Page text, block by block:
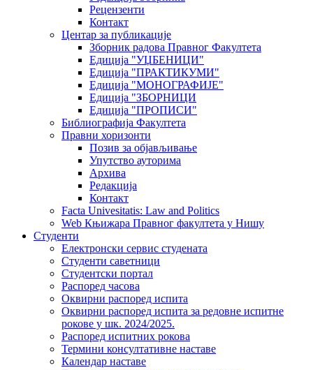
Рецензенти
Контакт
Центар за публикације
Зборник радова Правног Факултета
Едиција "УЏБЕНИЦИ"
Едиција "ПРАКТИКУМИ"
Едиција "МОНОГРАФИЈЕ"
Едиција "ЗБОРНИЦИ
Едиција "ПРОПИСИ"
Библиографија Факултета
Правни хоризонти
Позив за објављивање
Упутство ауторима
Архива
Редакција
Контакт
Facta Univesitatis: Law and Politics
Web Књижара Правног факултета у Нишу
Студенти
Електронски сервис студената
Студенти саветници
Студентски портал
Распоред часова
Оквирни распоред испита
Оквирни распоред испита за редовне испитне
рокове у шк. 2024/2025.
Распоред испитних рокова
Термини консултативне наставе
Календар наставе